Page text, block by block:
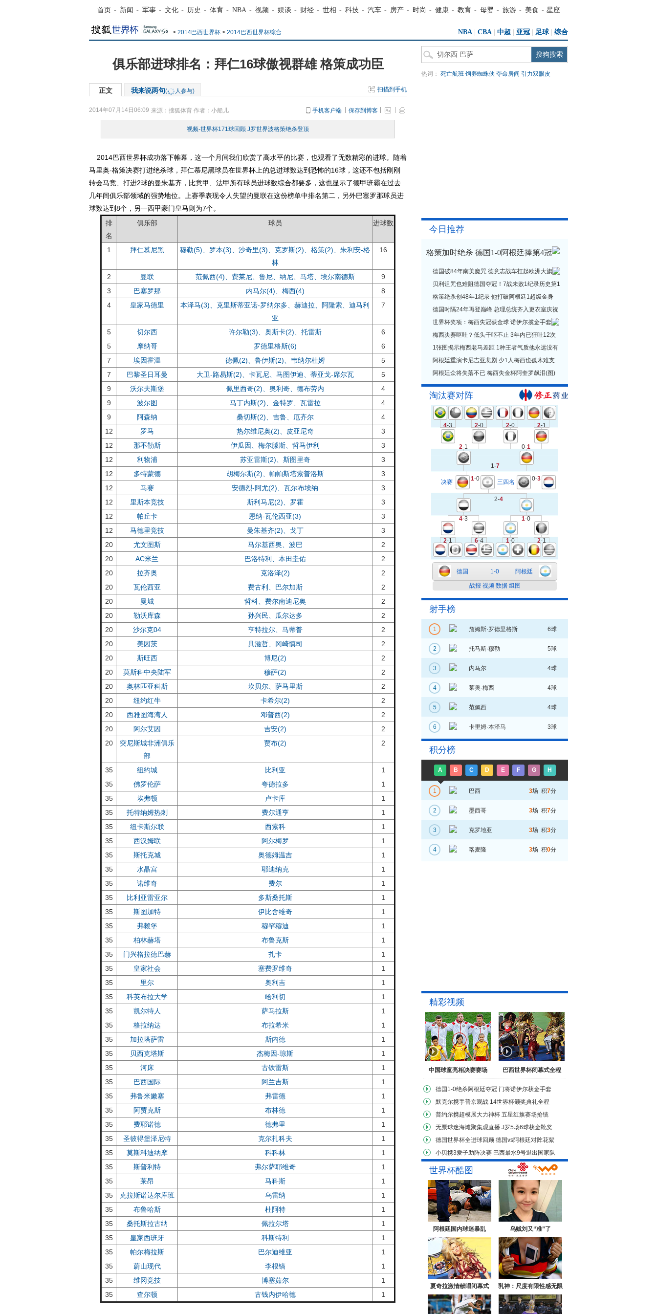
首页 - 新闻 - 军事 - 文化 - 历史 - 体育 - NBA - 视频 - 娱谈 - 财经 - 世相 - 科技 - 汽车 - 房产 - 时尚 - 健康 - 教育 - 母婴 - 旅游 - 美食 - 星座
> 2014巴西世界杯 > 2014巴西世界杯综合 NBA CBA 中超 亚冠 足球| 综合
俱乐部进球排名：拜仁16球傲视群雄 格策成功臣
正文 我来说两句( 人参与) 扫描到手机
2014年07月14日06:09 来源： 搜狐体育 作者：小船儿 手机客户端 保存到博客
视频-世界杯171球回顾 J罗世界波格策绝杀登顶
2014巴西世界杯成功落下帷幕，这一个月间我们欣赏了高水平的比赛，也观看了无数精彩的进球。随着
马里奥-格策决赛打进绝杀球，拜仁慕尼黑球员在世界杯上的总进球数达到恐怖的16球，这还不包括刚刚
转会马竞、打进2球的曼朱基齐，比意甲、法甲所有球员进球数综合都要多，这也显示了德甲班霸在过去
几年间俱乐部领域的强势地位。上赛季表现令人失望的曼联在这份榜单中排名第二，另外巴塞罗那球员进
球数达到8个，另一西甲豪门皇马则为7个。
排
名
俱乐部 球员 进球数
1 拜仁慕尼黑
穆勒(5)、罗本(3)、沙奇里(3)、克罗斯(2)、格策(2)、朱利安-格
林
16
2 曼联 范佩西(4)、费莱尼、鲁尼、纳尼、马塔、埃尔南德斯
9
3
巴塞罗那 内马尔(4)、梅西(4)
8
4
皇家马德里
本泽马(3)、克里斯蒂亚诺-罗纳尔多、赫迪拉、阿隆索、迪马利
亚
7
5 切尔西 许尔勒(3)、奥斯卡(2)、托雷斯
6
5
摩纳哥 罗德里格斯(6)
6
7
埃因霍温 德佩(2)、鲁伊斯(2)、韦纳尔杜姆
5
7
巴黎圣日耳曼 大卫-路易斯(2)、卡瓦尼、马图伊迪、蒂亚戈-席尔瓦
5
9
沃尔夫斯堡 佩里西奇(2)、奥利奇、德布劳内
4
9
波尔图 马丁内斯(2)、金特罗、瓦雷拉
4
9
阿森纳 桑切斯(2)、吉鲁、厄齐尔
4
12
罗马 热尔维尼奥(2)、皮亚尼奇
3
12
那不勒斯 伊瓜因、梅尔滕斯、哲马伊利
3
12
利物浦 苏亚雷斯(2)、斯图里奇
3
12
多特蒙德 胡梅尔斯(2)、帕帕斯塔索普洛斯
3
12
马赛 安德烈-阿尤(2)、瓦尔布埃纳
3
12
里斯本竞技 斯利马尼(2)、罗霍
3
12
帕丘卡 恩纳-瓦伦西亚(3)
3
12
马德里竞技 曼朱基齐(2)、戈丁
3
20
尤文图斯 马尔基西奥、波巴
2
20
AC米兰 巴洛特利、本田圭佑
2
20
拉齐奥 克洛泽(2)
2
20
瓦伦西亚 费古利、巴尔加斯
2
20
曼城 哲科、费尔南迪尼奥
2
20
勒沃库森 孙兴民、瓜尔达多
2
20
沙尔克04 亨特拉尔、马蒂普
2
20
美因茨 具滋哲、冈崎慎司
2
20
斯旺西 博尼(2)
2
20
莫斯科中央陆军 穆萨(2)
2
20
奥林匹亚科斯 坎贝尔、萨马里斯
2
20
纽约红牛 卡希尔(2)
2
20
西雅图海湾人 邓普西(2)
2
20
阿尔艾因 吉安(2)
2
20
突尼斯城非洲俱乐
部
贾布(2) 2
35 纽约城 比利亚
1
35
佛罗伦萨 夸德拉多
1
35
埃弗顿 卢卡库
1
35
托特纳姆热刺 费尔通亨
1
35
纽卡斯尔联 西索科
1
35
西汉姆联 阿尔梅罗
1
35
斯托克城 奥德姆温吉
1
35
水晶宫 耶迪纳克
1
35
诺维奇 费尔
1
35
比利亚雷亚尔 多斯桑托斯
1
35
斯图加特 伊比舍维奇
1
35
弗赖堡 穆罕穆迪
1
35
柏林赫塔 布鲁克斯
1
35
门兴格拉德巴赫 扎卡
1
35
皇家社会 塞费罗维奇
1
35
里尔 奥利吉
1
35
科英布拉大学 哈利切
1
35
凯尔特人 萨马拉斯
1
35
格拉纳达 布拉希米
1
35
加拉塔萨雷 斯内德
1
35
贝西克塔斯 杰梅因-琼斯
1
35
河床 古铁雷斯
1
35
巴西国际 阿兰吉斯
1
35
弗鲁米嫩塞 弗雷德
1
35
阿贾克斯 布林德
1
35
费耶诺德 德弗里
1
35
圣彼得堡泽尼特 克尔扎科夫
1
35
莫斯科迪纳摩 科科林
1
35
斯普利特 弗尔萨耶维奇
1
35
莱昂 马科斯
1
35
克拉斯诺达尔库班 乌雷纳
1
35
布鲁哈斯 杜阿特
1
35
桑托斯拉古纳 佩拉尔塔
1
35
皇家西班牙 科斯特利
1
35
帕尔梅拉斯 巴尔迪维亚
1
35
蔚山现代 李根镐
1
35
维冈竞技 博塞茹尔
1
35
查尔顿 古钱内伊哈德 1
热词： 死亡航班 饲养蜘蛛侠 夺命房间 引力双眼皮
今日推荐
格策加时绝杀 德国1-0阿根廷捧第4冠
德国破84年南美魔咒 德意志战车扛起欧洲大旗
贝利诅咒也难阻德国夺冠！7战未败1纪录历史第1
格策绝杀创48年1纪录 他打破阿根廷1超级金身
德国时隔24年再登巅峰 总理总统齐入更衣室庆祝
世界杯奖项：梅西失冠获金球 诺伊尔揽金手套
梅西决赛呕吐？低头干呕不止 3年内已狂吐12次
1张图揭示梅西老马差距 1种王者气质他永远没有
阿根廷重演卡尼吉亚悲剧 少1人梅西也孤木难支
阿根廷众将失落不已 梅西失金杯阿奎罗飙泪(图)
淘汰赛对阵
4-3 2-0 2-0 2-1
2-1 0-1
1-7
2-4
4-3 1-0
2-1 6-4 1-0 2-1
1-0 0-3
决赛 三四名
德国 1-0 阿根廷
战报 视频 数据 组图
射手榜
1 詹姆斯·罗德里格斯 6球
2 托马斯·穆勒 5球
3 内马尔 4球
4 莱奥·梅西 4球
5 范佩西 4球
6 卡里姆·本泽马 3球
积分榜
A B C D E F G H
1 巴西 3场 积7分
2 墨西哥 3场 积7分
3 克罗地亚 3场 积3分
4 喀麦隆 3场 积0分
精彩视频
中国球童亮相决赛赛场 巴西世界杯闭幕式全程
德国1-0绝杀阿根廷夺冠 门将诺伊尔获金手套
默克尔携手普京观战 14世界杯颁奖典礼全程
普约尔携超模展大力神杯 五星红旗赛场抢镜
无票球迷海滩聚集观直播 J罗5场6球获金靴奖
德国世界杯全进球回顾 德国vs阿根廷对阵花絮
小贝携3爱子助阵决赛 巴西最水9号退出国家队
世界杯酷图
阿根廷国内球迷暴乱 乌贼刘又“准”了
夏奇拉激情献唱闭幕式 乳神：尺度有限性感无限